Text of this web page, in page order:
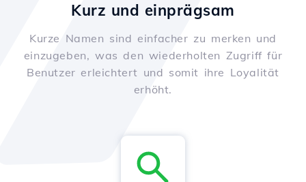
Kurz und einprägsam
Kurze Namen sind einfacher zu merken und
einzugeben, was den wiederholten Zugriff für
Benutzer erleichtert und somit ihre Loyalität
erhöht.